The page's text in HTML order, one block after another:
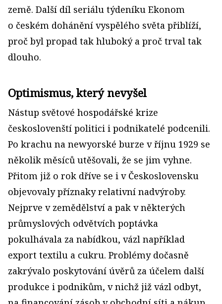
země. Další díl seriálu týdeníku Ekonom
o českém dohánění vyspělého světa přiblíží,
proč byl propad tak hluboký a proč trval tak
dlouho.
Optimismus, který nevyšel
Nástup světové hospodářské krize
českoslovenští politici i podnikatelé podcenili.
Po krachu na newyorské burze v říjnu 1929 se
několik měsíců utěšovali, že se jim vyhne.
Přitom již o rok dříve se i v Československu
objevovaly příznaky relativní nadvýroby.
Nejprve v zemědělství a pak v některých
průmyslových odvětvích poptávka
pokulhávala za nabídkou, vázl například
export textilu a cukru. Problémy dočasně
zakrývalo poskytování úvěrů za účelem další
produkce i podnikům, v nichž již vázl odbyt,